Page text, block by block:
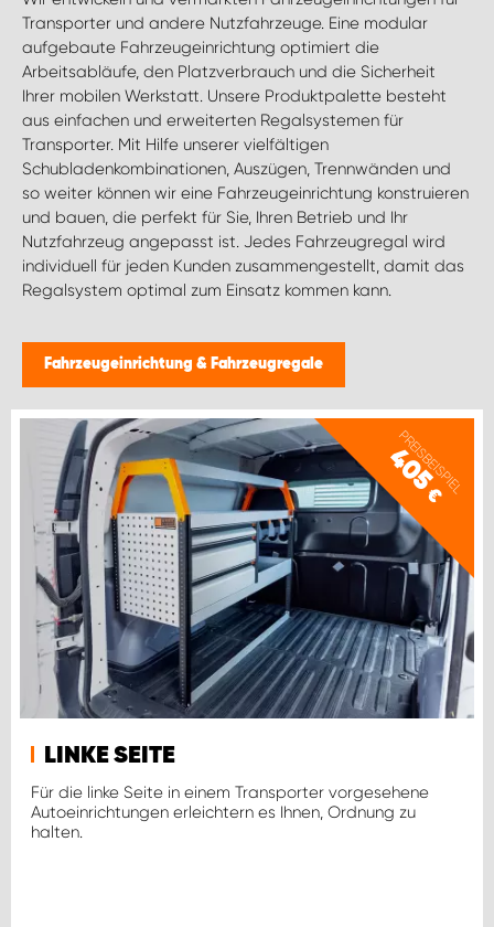
Transporter und andere Nutzfahrzeuge. Eine modular
aufgebaute Fahrzeugeinrichtung optimiert die
Arbeitsabläufe, den Platzverbrauch und die Sicherheit
Ihrer mobilen Werkstatt. Unsere Produktpalette besteht
aus einfachen und erweiterten Regalsystemen für
Transporter. Mit Hilfe unserer vielfältigen
Schubladenkombinationen, Auszügen, Trennwänden und
so weiter können wir eine Fahrzeugeinrichtung konstruieren
und bauen, die perfekt für Sie, Ihren Betrieb und Ihr
Nutzfahrzeug angepasst ist. Jedes Fahrzeugregal wird
individuell für jeden Kunden zusammengestellt, damit das
Regalsystem optimal zum Einsatz kommen kann.
Fahrzeugeinrichtung & Fahrzeugregale
PREISBEISPIEL
405
€
LINKE SEITE
Für die linke Seite in einem Transporter vorgesehene
Autoeinrichtungen erleichtern es Ihnen, Ordnung zu
halten.